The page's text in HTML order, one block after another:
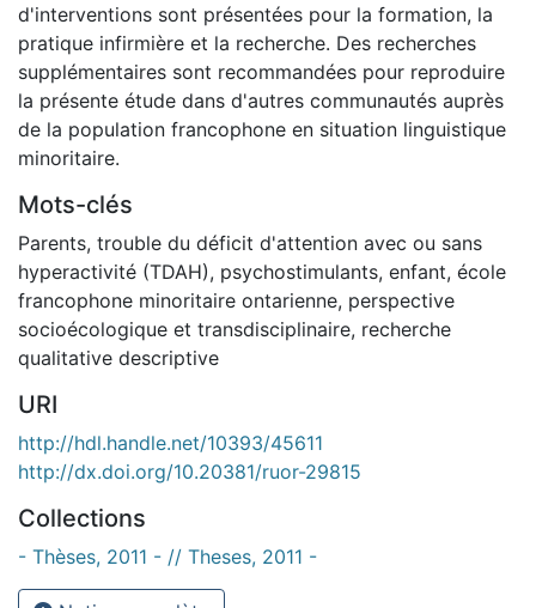
d'interventions sont présentées pour la formation, la
pratique infirmière et la recherche. Des recherches
supplémentaires sont recommandées pour reproduire
la présente étude dans d'autres communautés auprès
de la population francophone en situation linguistique
minoritaire.
Mots-clés
Parents, trouble du déficit d'attention avec ou sans
hyperactivité (TDAH), psychostimulants, enfant, école
francophone minoritaire ontarienne, perspective
socioécologique et transdisciplinaire, recherche
qualitative descriptive
URI
http://hdl.handle.net/10393/45611
http://dx.doi.org/10.20381/ruor-29815
Collections
- Thèses, 2011 - // Theses, 2011 -